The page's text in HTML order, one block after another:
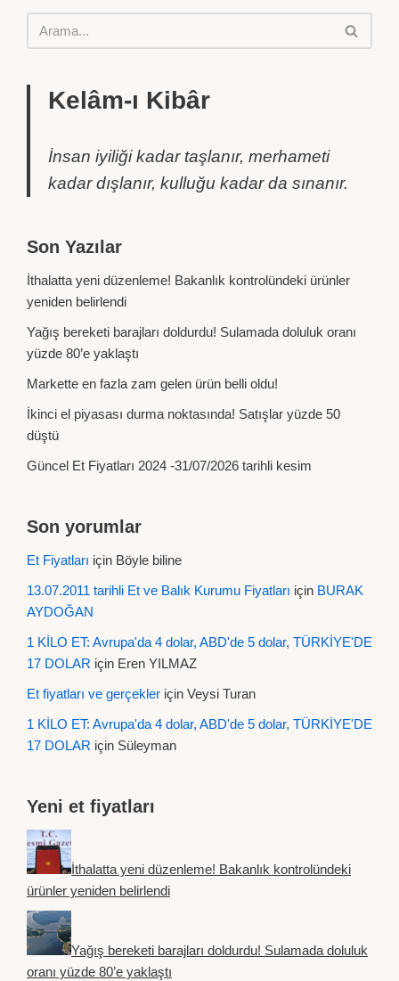
Kelâm-ı Kibâr
İnsan iyiliği kadar taşlanır, merhameti
kadar dışlanır, kulluğu kadar da sınanır.
Son Yazılar
İthalatta yeni düzenleme! Bakanlık kontrolündeki ürünler
yeniden belirlendi
Yağış bereketi barajları doldurdu! Sulamada doluluk oranı
yüzde 80’e yaklaştı
Markette en fazla zam gelen ürün belli oldu!
İkinci el piyasası durma noktasında! Satışlar yüzde 50
düştü
Güncel Et Fiyatları 2024 -31/07/2026 tarihli kesim
Son yorumlar
Et Fiyatları için Böyle biline
13.07.2011 tarihli Et ve Balık Kurumu Fiyatları için BURAK
AYDOĞAN
1 KİLO ET: Avrupa'da 4 dolar, ABD'de 5 dolar, TÜRKİYE'DE
17 DOLAR için Eren YILMAZ
Et fiyatları ve gerçekler için Veysi Turan
1 KİLO ET: Avrupa'da 4 dolar, ABD'de 5 dolar, TÜRKİYE'DE
17 DOLAR için Süleyman
Yeni et fiyatları
İthalatta yeni düzenleme! Bakanlık kontrolündeki
ürünler yeniden belirlendi
Yağış bereketi barajları doldurdu! Sulamada doluluk
oranı yüzde 80’e yaklaştı